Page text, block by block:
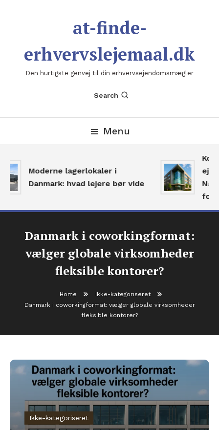
at-finde-
erhvervslejemaal.dk
Den hurtigste genvej til din erhvervsejendomsmægler
Search
Menu
Moderne lagerlokaler i
Danmark: hvad lejere bør vide
for
Danmark i coworkingformat:
vælger globale virksomheder
fleksible kontorer?
Home
Ikke-kategoriseret
Danmark i coworkingformat: vælger globale virksomheder
fleksible kontorer?
Ikke-kategoriseret